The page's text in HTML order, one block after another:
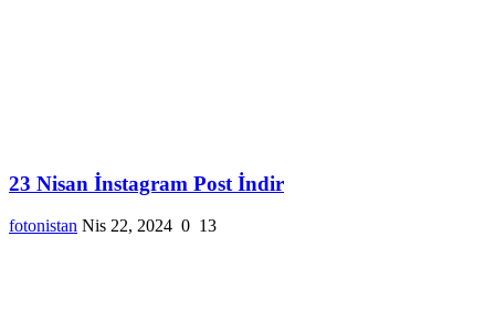
23 Nisan İnstagram Post İndir
fotonistan Nis 22, 2024 0 13